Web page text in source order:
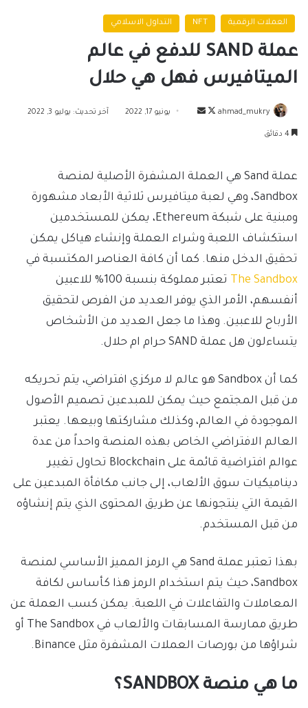
العملات الرقمية NFT التداول الاسلامي
عملة SAND للدفع في عالم
الميتافيرس فهل هي حلال
ahmad_mukry
تابعأرسل
يونيو 17, 2022 آخر تحديث: يوليو 3, 2022
عملة Sand هي العملة المشفرة الأصلية لمنصة
Sandbox، وهي لعبة ميتافيرس ثلاثية الأبعاد مشهورة
ومبنية على شبكة Ethereum، يمكن للمستخدمين
استكشاف اللعبة وشراء العملة وإنشاء هياكل يمكن
تحقيق الدخل منها. كما أن كافة العناصر المكتسبة في
The Sandbox
تعتبر مملوكة بنسبة 100% للاعبين
أنفسهم، الأمر الذي يوفر العديد من الفرص لتحقيق
الأرباح للاعبين. وهذا ما جعل العديد من الأشخاص
يتساءلون هل عملة SAND حرام ام حلال.
كما أن Sandbox هو عالم لا مركزي افتراضي، يتم تحريكه
من قبل المجتمع حيث يمكن للمبدعين تصميم الأصول
الموجودة في العالم، وكذلك مشاركتها وبيعها. يعتبر
العالم الافتراضي الخاص بهذه المنصة واحداً من عدة
عوالم افتراضية قائمة على Blockchain تحاول تغيير
ديناميكيات سوق الألعاب، إلى جانب مكافأة المبدعين على
القيمة التي ينتجونها عن طريق المحتوى الذي يتم إنشاؤه
من قبل المستخدم.
بهذا تعتبر عملة Sand هي الرمز المميز الأساسي لمنصة
Sandbox، حيث يتم استخدام الرمز هذا كأساس لكافة
المعاملات والتفاعلات في اللعبة. يمكن كسب العملة عن
طريق ممارسة المسابقات والألعاب في The Sandbox أو
شراؤها من بورصات العملات المشفرة مثل Binance.
ما هي منصة SANDBOX؟